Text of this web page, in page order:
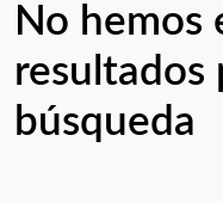
No hemos
resultados
búsqueda